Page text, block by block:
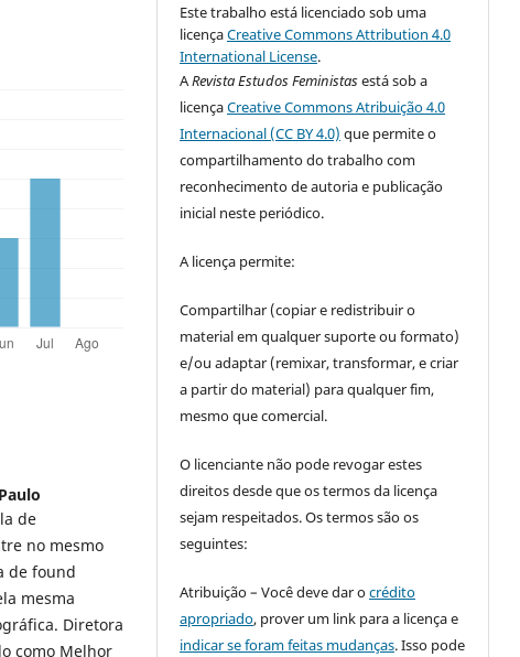
de
no mesmo
de found
mesma
Diretora
como Melhor
Este trabalho está licenciado sob uma
licençaCreative Commons Attribution 4.0
International License.
ARevista Estudos Feministasestá sob a
licençaCreative Commons Atribuição 4.0
Internacional (CC BY 4.0) que permite o
compartilhamento do trabalho com
reconhecimento de autoria e publicação
inicial neste periódico.
A licença permite:
Compartilhar (copiar e redistribuir o
material em qualquer suporte ou formato)
e/ou adaptar (remixar, transformar, e criar
a partir do material) para qualquer fim,
mesmo que comercial.
O licenciante não pode revogar estes
direitos desde que os termos da licença
sejam respeitados. Os termos são os
seguintes:
Atribuição – Você deve dar ocrédito
apropriado, prover um link para a licença e
indicar se foram feitas mudanças. Isso pode